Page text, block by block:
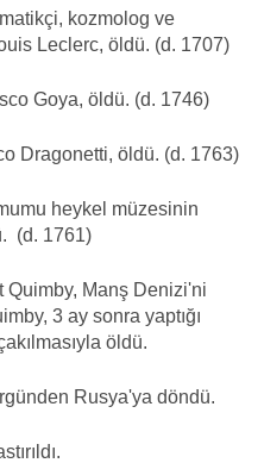
kozmolog ve
Leclerc, öldü. (d. 1707)
Goya, öldü. (d. 1746)
Dragonetti, öldü. (d. 1763)
heykel müzesinin
(d. 1761)
Quimby, Manş Denizi'ni
3 ay sonra yaptığı
öldü.
Rusya'ya döndü.